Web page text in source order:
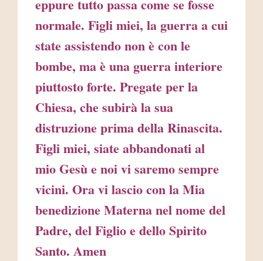
eppure tutto passa come se fosse
normale. Figli miei, la guerra a cui
state assistendo non è con le
bombe, ma è una guerra interiore
piuttosto forte. Pregate per la
Chiesa, che subirà la sua
distruzione prima della Rinascita.
Figli miei, siate abbandonati al
mio Gesù e noi vi saremo sempre
vicini. Ora vi lascio con la Mia
benedizione Materna nel nome del
Padre, del Figlio e dello Spirito
Santo. Amen